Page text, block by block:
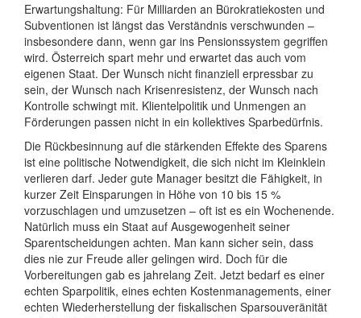
Erwartungshaltung: Für Milliarden an Bürokratiekosten und
Subventionen ist längst das Verständnis verschwunden –
insbesondere dann, wenn gar ins Pensionssystem gegriffen
wird. Österreich spart mehr und erwartet das auch vom
eigenen Staat. Der Wunsch nicht finanziell erpressbar zu
sein, der Wunsch nach Krisenresistenz, der Wunsch nach
Kontrolle schwingt mit. Klientelpolitik und Unmengen an
Förderungen passen nicht in ein kollektives Sparbedürfnis.
Die Rückbesinnung auf die stärkenden Effekte des Sparens
ist eine politische Notwendigkeit, die sich nicht im Kleinklein
verlieren darf. Jeder gute Manager besitzt die Fähigkeit, in
kurzer Zeit Einsparungen in Höhe von 10 bis 15 %
vorzuschlagen und umzusetzen – oft ist es ein Wochenende.
Natürlich muss ein Staat auf Ausgewogenheit seiner
Sparentscheidungen achten. Man kann sicher sein, dass
dies nie zur Freude aller gelingen wird. Doch für die
Vorbereitungen gab es jahrelang Zeit. Jetzt bedarf es einer
echten Sparpolitik, eines echten Kostenmanagements, einer
echten Wiederherstellung der fiskalischen Sparsouveränität